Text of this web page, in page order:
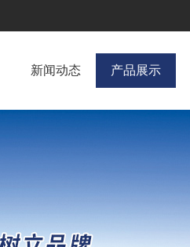
新闻动态 产品展示